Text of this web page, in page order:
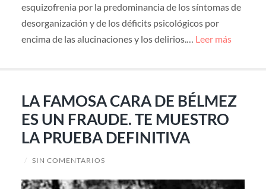
esquizofrenia por la predominancia de los síntomas de
desorganización y de los déficits psicológicos por
encima de las alucinaciones y los delirios.… Leer más
LA FAMOSA CARA DE BÉLMEZ
ES UN FRAUDE. TE MUESTRO
LA PRUEBA DEFINITIVA
/ SIN COMENTARIOS